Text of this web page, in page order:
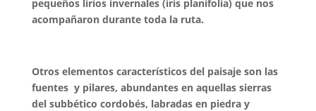
pequeños lirios invernales (iris planifolia) que nos
acompañaron durante toda la ruta.
Otros elementos característicos del paisaje son las
fuentes y pilares, abundantes en aquellas sierras
del subbético cordobés, labradas en piedra y